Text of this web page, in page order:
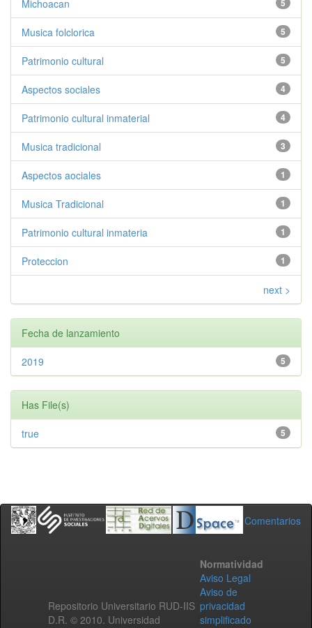
5
Michoacan
5
Musica folclorica
5
Patrimonio cultural
4
Aspectos sociales
4
Patrimonio cultural inmaterial
3
Musica tradicional
1
Aspectos aociales
1
Musica Tradicional
1
Patrimonio cultural inmateria
1
Proteccion
next >
Fecha de lanzamiento
5
2019
Has File(s)
5
true
Comentarios
Repositorio Universitario RUD-IIS
D.R. © 2010. Universidad
Normatividad
Aviso Legal
Aviso de
privacidad
simplificado